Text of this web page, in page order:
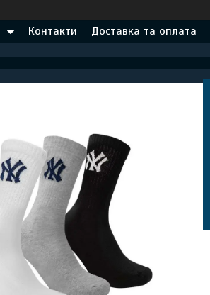
Контакти Доставка та оплата